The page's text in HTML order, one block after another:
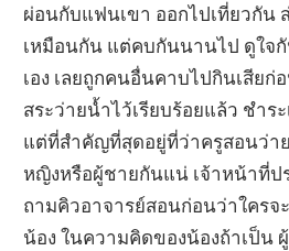
ผ่อนกับแฟนเขา ออกไปเที่ยวกัน
เหมือนกัน แต่คบกันนานไป ดูใจ
เอง เลยถูกคนอื่นคาบไปกินเสียก่
สระว่ายน้ำไว้เรียบร้อยแล้ว ชำร
แต่ที่สำคัญที่สุดอยู่ที่ว่าครูสอนว่า
หญิงหรือผู้ชายกันแน่ เจ้าหน้าที่ป
ถามคิวอาจารย์สอนก่อนว่าใครจ
น้อง ในความคิดของน้องถ้าเป็น